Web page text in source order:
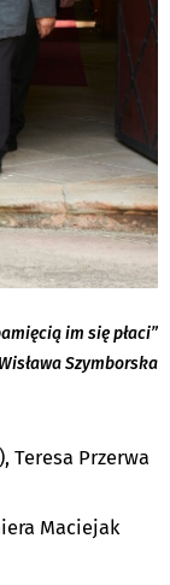
im się płaci”
Wisława Szymborska
Teresa Przerwa
Maciejak